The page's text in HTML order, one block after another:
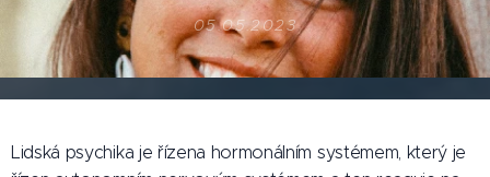
05.05.2023
Lidská psychika je řízena hormonálním systémem, který je